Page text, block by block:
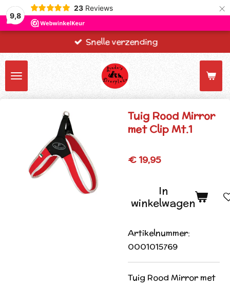
9,8
23 Reviews ×
Snelle verzending
Tuig Rood Mirror
met Clip Mt.1
€ 19,95
In
winkelwagen
Artikelnummer:
0001015769
Tuig Rood Mirror met